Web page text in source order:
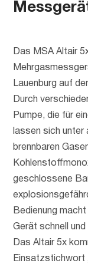
Das MSA Altair
Lauenburg auf
Durch
Pumpe, die für
lassen sich unter
brennbaren
geschlossene
Bedienung
Gerät schnell
Das Altair 5x
Einsatzstichwort